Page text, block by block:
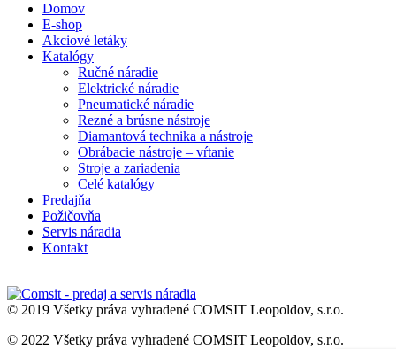
Domov
E-shop
Akciové letáky
Katalógy
Ručné náradie
Elektrické náradie
Pneumatické náradie
Rezné a brúsne nástroje
Diamantová technika a nástroje
Obrábacie nástroje – vŕtanie
Stroje a zariadenia
Celé katalógy
Predajňa
Požičovňa
Servis náradia
Kontakt
© 2019 Všetky práva vyhradené COMSIT Leopoldov, s.r.o.
© 2022 Všetky práva vyhradené COMSIT Leopoldov, s.r.o.